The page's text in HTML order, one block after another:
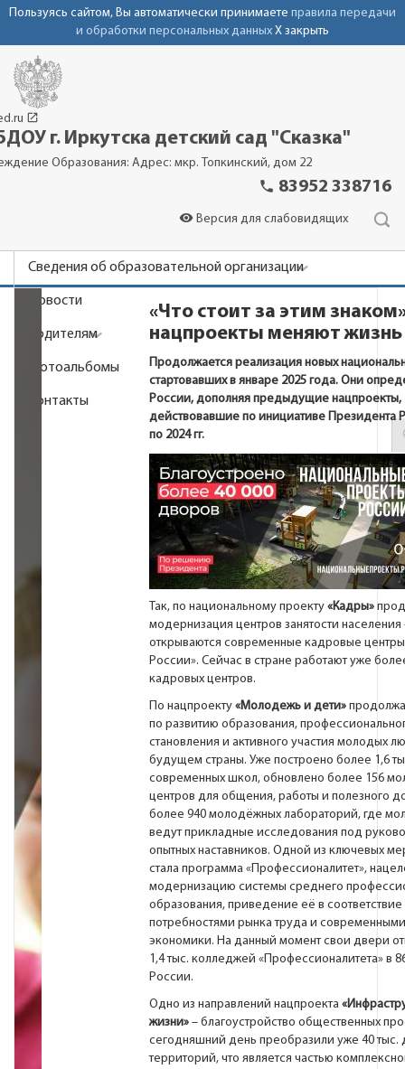
Пользуясь сайтом, Вы автоматически принимаете правила передачи
и обработки персональных данных X закрыть
launch
г. Иркутска детский сад "Сказка"
Образования: Адрес: мкр. Топкинский, дом 22
phone 83952 338716
visibility Версия для слабовидящих
Сведения об образовательной организации
Новости
Родителям
Фотоальбомы
Контакты
«Что стоит за этим
нацпроекты меняют
Продолжается реализация новых
стартовавших в январе 2025 года. Они
России, дополняя предыдущие нацпроекты,
действовавшие по инициативе Президента
по 2024 гг.
Так, по национальному проекту «Кадры»
модернизация центров занятости
открываются современные кадровые центры
России». Сейчас в стране работают уже
кадровых центров.
По нацпроекту «Молодежь и дети»
по развитию образования,
становления и активного участия молодых
будущем страны. Уже построено более 1,6
современных школ, обновлено более 156
центров для общения, работы и полезного
более 940 молодёжных лабораторий, где
ведут прикладные исследования под
опытных наставников. Одной из ключевых
стала программа «Профессионалитет»,
модернизацию системы среднего
образования, приведение её в соответствие
потребностями рынка труда и
экономики. На данный момент свои двери
1,4 тыс. колледжей «Профессионалитета» в
России.
Одно из направлений нацпроекта
жизни»– благоустройство общественных
сегодняшний день преобразили уже 40 тыс.
территорий, что является частью